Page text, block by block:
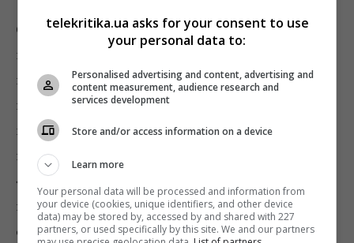
Отметим, 11 октябряЗураб Аласанияна пресс-
конференции сообщил о закрытии утренних
программ региональных телеканалов «Суспільного»
и желании производства совместного утреннего
шоу на базе одного филиала. 12 ноября творческие
группы утренних программ филиалов
«Суспільного» написали открытое письмо
председателю правления Национальной
общественной телерадиокомпании Украины Зурабу
telekritika.ua asks for your consent to use
your personal data to:
Personalised advertising and content, advertising and
content measurement, audience research and
services development
Store and/or access information on a device
Learn more
Your personal data will be processed and information from
your device (cookies, unique identifiers, and other device
data) may be stored by, accessed by and shared with 227
partners, or used specifically by this site. We and our partners